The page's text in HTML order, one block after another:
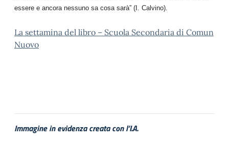
essere e ancora nessuno sa cosa sarà” (I. Calvino).
La settamina del libro – Scuola Secondaria di Comun
Nuovo
Immagine in evidenza creata con l’I.A.